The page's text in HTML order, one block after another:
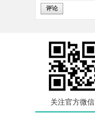
评论
关注官方微信